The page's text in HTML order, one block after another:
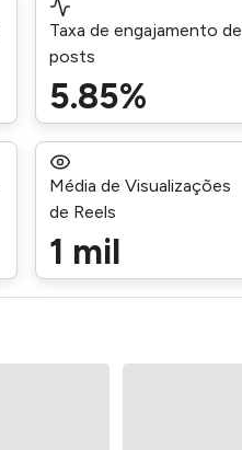
Taxa de engajamento de
posts
5.85%
Média de Visualizações
de Reels
1 mil